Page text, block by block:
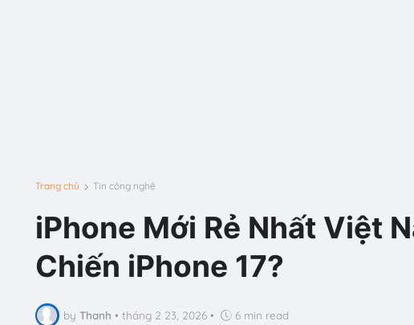
Trang chủ Tin công nghệ
iPhone Mới Rẻ Nhất Việt
Chiến iPhone 17?
by Thanh • tháng 2 23, 2026 • 6 min read